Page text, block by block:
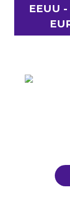
EEUU